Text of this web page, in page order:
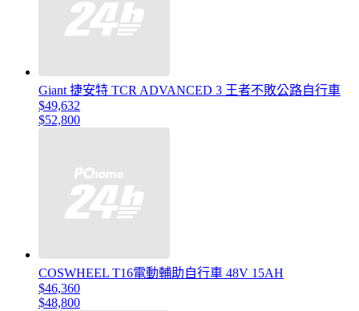
Giant 捷安特 TCR ADVANCED 3 王者不敗公路自行車
$49,632
$52,800
COSWHEEL T16電動輔助自行車 48V 15AH
$46,360
$48,800